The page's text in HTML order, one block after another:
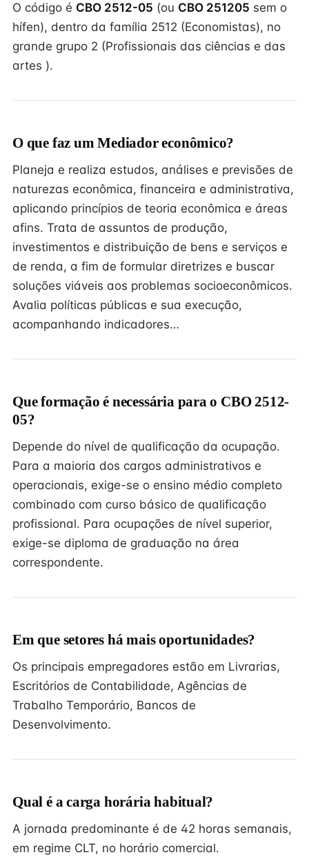
O código é CBO 2512-05 (ou CBO 251205 sem o
hífen), dentro da família 2512 (Economistas), no
grande grupo 2 (Profissionais das ciências e das
artes ).
O que faz um Mediador econômico?
Planeja e realiza estudos, análises e previsões de
naturezas econômica, financeira e administrativa,
aplicando princípios de teoria econômica e áreas
afins. Trata de assuntos de produção,
investimentos e distribuição de bens e serviços e
de renda, a fim de formular diretrizes e buscar
soluções viáveis aos problemas socioeconômicos.
Avalia políticas públicas e sua execução,
acompanhando indicadores…
Que formação é necessária para o CBO 2512-
05?
Depende do nível de qualificação da ocupação.
Para a maioria dos cargos administrativos e
operacionais, exige-se o ensino médio completo
combinado com curso básico de qualificação
profissional. Para ocupações de nível superior,
exige-se diploma de graduação na área
correspondente.
Em que setores há mais oportunidades?
Os principais empregadores estão em Livrarias,
Escritórios de Contabilidade, Agências de
Trabalho Temporário, Bancos de
Desenvolvimento.
Qual é a carga horária habitual?
A jornada predominante é de 42 horas semanais,
em regime CLT, no horário comercial.